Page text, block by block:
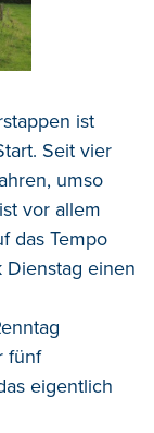
ist
Seit vier
umso
vor allem
das Tempo
einen
fünf
eigentlich